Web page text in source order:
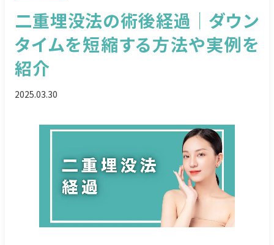
二重埋没法の術後経過｜ダウン
タイムを短縮する方法や実例を
紹介
2025.03.30